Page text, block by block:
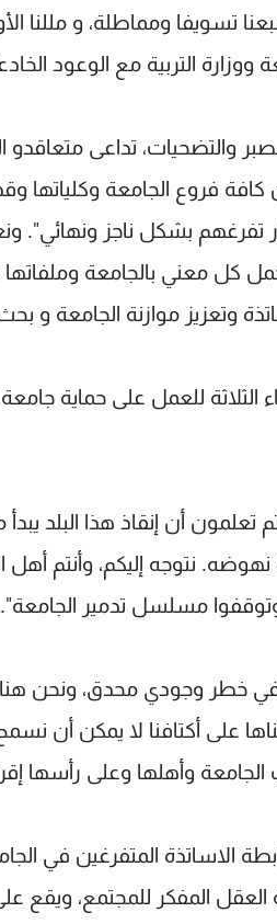
تسويفا ومماطلة، و مللنا
ووزارة التربية مع الوعود
والتضحيات، تداعى متعاقدو
فروع الجامعة وكلياتها
تفرغهم بشكل ناجز ونهائي".
كل معني بالجامعة وملفاتها
وتعزيز موازنة الجامعة
الثلاثة للعمل على حماية
تعلمون أن إنقاذ هذا البلد
نهوضه. نتوجه إليكم، وأنتم أهل
مسلسل تدمير الجامعة".
في خطر وجودي محدق، ونحن هنا
على أكتافنا لا يمكن
وأهلها وعلى رأسها
الاساتذة المتفرغين في
العقل المفكر للمجتمع،